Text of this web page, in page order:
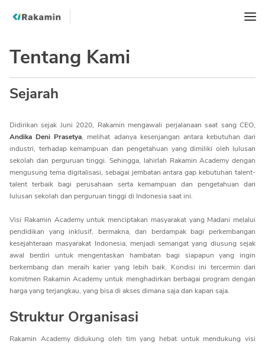
Tentang Kami
Sejarah
Didirikan sejak Juni 2020, Rakamin mengawali perjalanaan saat sang CEO,
Andika Deni Prasetya, melihat adanya kesenjangan antara kebutuhan dari
industri, terhadap kemampuan dan pengetahuan yang dimiliki oleh lulusan
sekolah dan perguruan tinggi. Sehingga, lahirlah Rakamin Academy dengan
mengusung tema digitalisasi, sebagai jembatan antara gap kebutuhan talent-
talent terbaik bagi perusahaan serta kemampuan dan pengetahuan dari
lulusan sekolah dan perguruan tinggi di Indonesia saat ini.
Visi Rakamin Academy untuk menciptakan masyarakat yang Madani melalui
pendidikan yang inklusif, bermakna, dan berdampak bagi perkembangan
kesejahteraan masyarakat Indonesia, menjadi semangat yang diusung sejak
awal berdiri untuk mengentaskan hambatan bagi siapapun yang ingin
berkembang dan meraih karier yang lebih baik. Kondisi ini tercermin dari
komitmen Rakamin Academy untuk menghadirkan berbagai program dengan
harga yang terjangkau, yang bisa di akses dimana saja dan kapan saja.
Struktur Organisasi
Rakamin Academy didukung oleh tim yang hebat untuk mendukung visi